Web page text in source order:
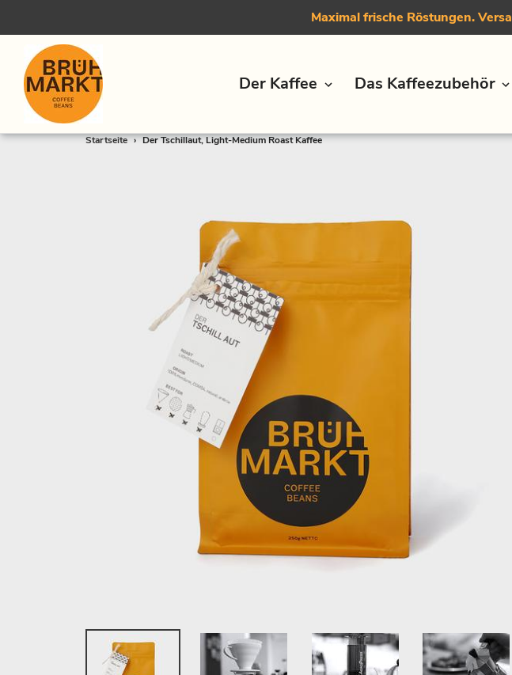
Direkt
Maximal frische Röstungen.
Der Kaffee Das Kaffeezubehör
Startseite › Der Tschillaut, Light-Medium Roast Kaffee